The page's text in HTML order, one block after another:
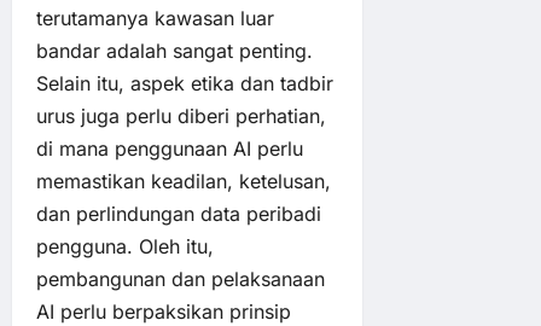
terutamanya kawasan luar
bandar adalah sangat penting.
Selain itu, aspek etika dan tadbir
urus juga perlu diberi perhatian,
di mana penggunaan AI perlu
memastikan keadilan, ketelusan,
dan perlindungan data peribadi
pengguna. Oleh itu,
pembangunan dan pelaksanaan
AI perlu berpaksikan prinsip